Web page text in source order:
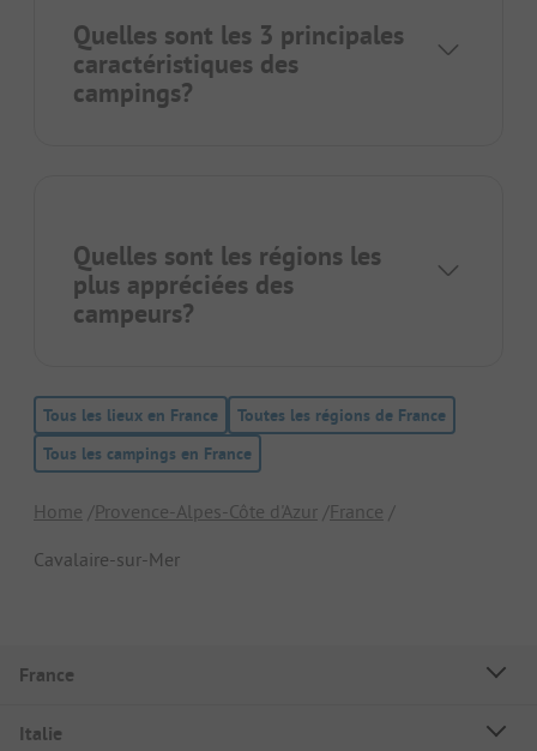
Quelles sont les 3 principales
caractéristiques des
campings?
Quelles sont les régions les
plus appréciées des
campeurs?
Tous les lieux en France
Toutes les régions de France
Tous les campings en France
Home Provence-Alpes-Côte d'Azur France
Cavalaire-sur-Mer
France
Italie